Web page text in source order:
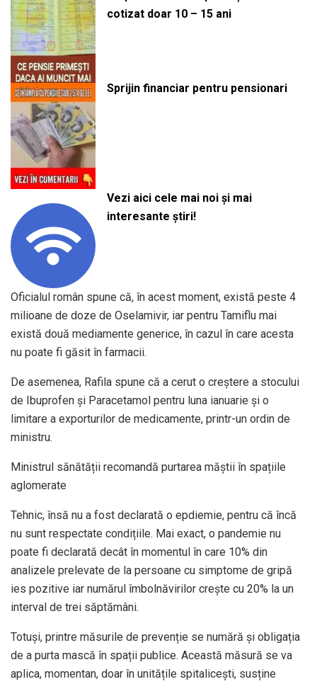
cotizat doar 10 – 15 ani
Sprijin financiar pentru pensionari
Vezi aici cele mai noi și mai
interesante știri!
Oficialul român spune că, în acest moment, există peste 4
milioane de doze de Oselamivir, iar pentru Tamiflu mai
există două mediamente generice, în cazul în care acesta
nu poate fi găsit în farmacii.
De asemenea, Rafila spune că a cerut o creștere a stocului
de Ibuprofen și Paracetamol pentru luna ianuarie și o
limitare a exporturilor de medicamente, printr-un ordin de
ministru.
Ministrul sănătății recomandă purtarea măștii în spațiile
aglomerate
Tehnic, însă nu a fost declarată o epdiemie, pentru că încă
nu sunt respectate condițiile. Mai exact, o pandemie nu
poate fi declarată decât în momentul în care 10% din
analizele prelevate de la persoane cu simptome de gripă
ies pozitive iar numărul îmbolnăvirilor crește cu 20% la un
interval de trei săptămâni.
Totuși, printre măsurile de prevenție se numără și obligația
de a purta mască în spații publice. Această măsură se va
aplica, momentan, doar în unitățile spitalicești, susține